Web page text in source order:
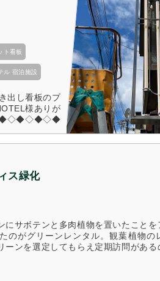
ト看板
ル 宿泊施設
出し看板のプ
様ありが
ス緑化
にサボテンと多肉植物を置いたこと
のがグリーンレンタル。観葉植物の
ーンを選定してもらえ定期訪問がある